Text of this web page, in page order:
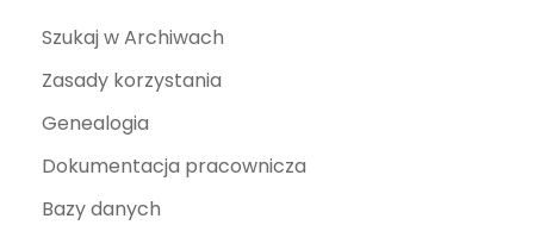
Szukaj w Archiwach
Zasady korzystania
Genealogia
Dokumentacja pracownicza
Bazy danych